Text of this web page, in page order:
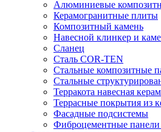
Алюминиевые
Керамогранитные плиты
Композитный камень
Навесной клинкер и
Сланец
Сталь COR-TEN
Стальные композитные
Стальные
Терракота навесная
Террасные покрытия из
Фасадные подсистемы
Фиброцементные